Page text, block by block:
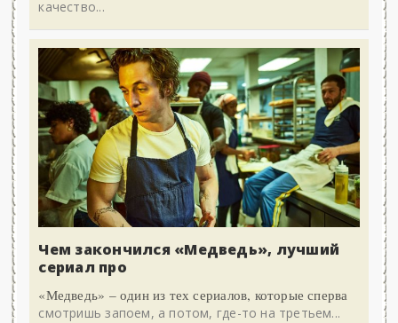
качество...
Чем закончился «Медведь», лучший
сериал про
«Медведь» – один из тех сериалов, которые сперва
смотришь запоем, а потом, где-то на третьем...